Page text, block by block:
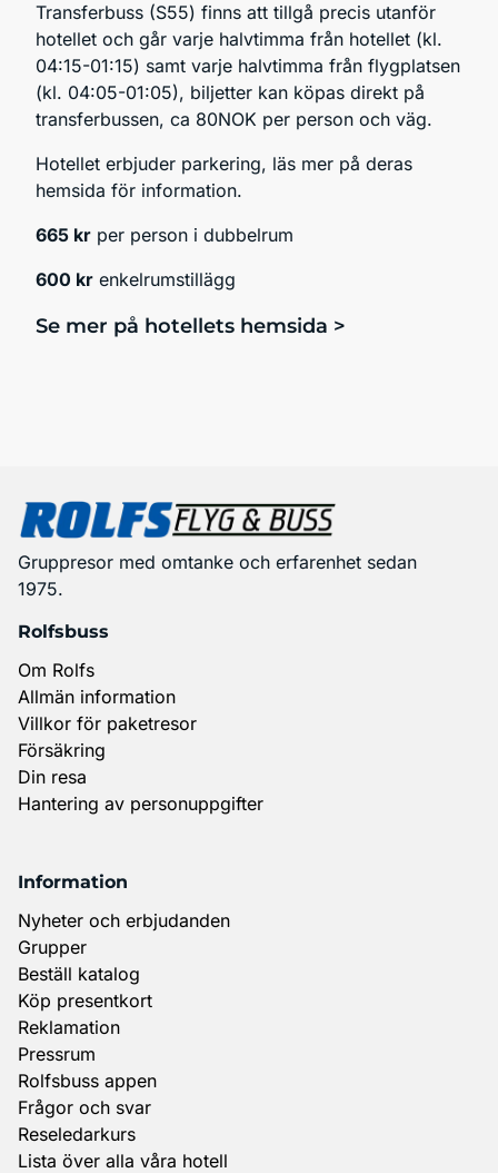
Transferbuss (S55) finns att tillgå precis utanför
hotellet och går varje halvtimma från hotellet (kl.
04:15-01:15) samt varje halvtimma från flygplatsen
(kl. 04:05-01:05), biljetter kan köpas direkt på
transferbussen, ca 80NOK per person och väg.
Hotellet erbjuder parkering, läs mer på deras
hemsida för information.
665 kr per person i dubbelrum
600 kr enkelrumstillägg
Se mer på hotellets hemsida >
Gruppresor med omtanke och erfarenhet sedan
1975.
Rolfsbuss
Om Rolfs
Allmän information
Villkor för paketresor
Försäkring
Din resa
Hantering av personuppgifter
Information
Nyheter och erbjudanden
Grupper
Beställ katalog
Köp presentkort
Reklamation
Pressrum
Rolfsbuss appen
Frågor och svar
Reseledarkurs
Lista över alla våra hotell